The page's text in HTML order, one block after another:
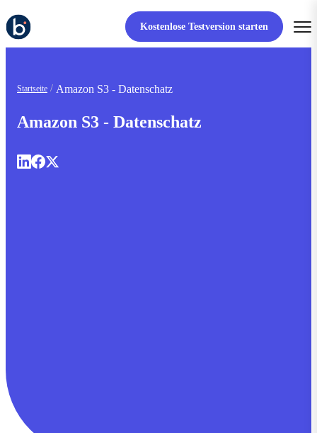
Kostenlose Testversion starten
Startseite Amazon S3 - Datenschatz
Amazon S3 - Datenschatz